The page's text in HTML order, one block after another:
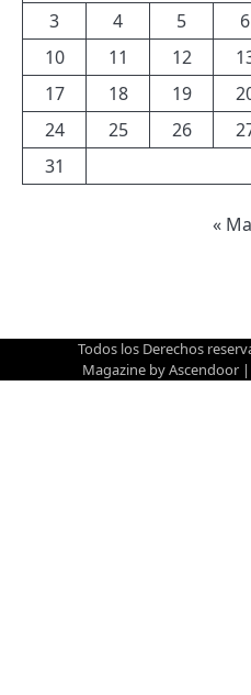
3
4 5 6
10
11 12
17
18 19
24
25 26
31
«
Todos los Derechos
Magazine byAscendoor